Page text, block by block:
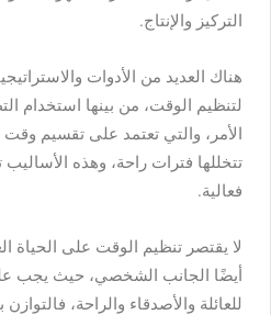
التركيز والإنتاج.
هناك العديد من الأدوات
لتنظيم الوقت، من بينها استخدام
الأمر، والتي تعتمد على تقسيم
تتخللها فترات راحة، وهذه
فعالية.
لا يقتصر تنظيم الوقت على
أيضًا الجانب الشخصي، حيث يجب
للعائلة والأصدقاء والراحة،